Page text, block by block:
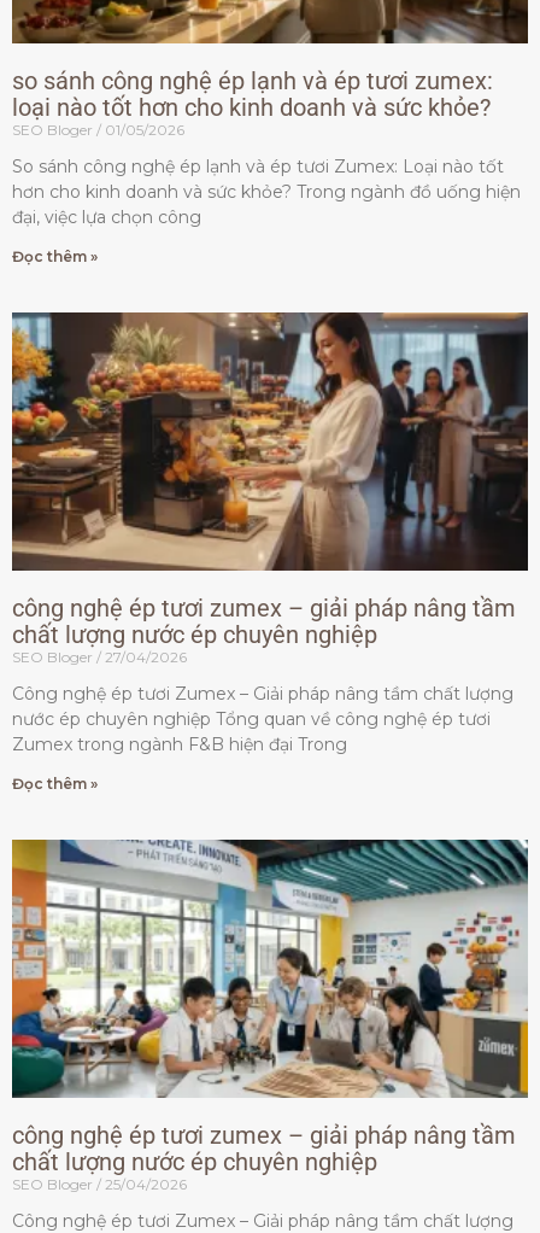
so sánh công nghệ ép lạnh và ép tươi zumex:
loại nào tốt hơn cho kinh doanh và sức khỏe?
SEO Bloger 01/05/2026
So sánh công nghệ ép lạnh và ép tươi Zumex: Loại nào tốt
hơn cho kinh doanh và sức khỏe? Trong ngành đồ uống hiện
đại, việc lựa chọn công
Đọc thêm »
công nghệ ép tươi zumex – giải pháp nâng tầm
chất lượng nước ép chuyên nghiệp
SEO Bloger 27/04/2026
Công nghệ ép tươi Zumex – Giải pháp nâng tầm chất lượng
nước ép chuyên nghiệp Tổng quan về công nghệ ép tươi
Zumex trong ngành F&B hiện đại Trong
Đọc thêm »
công nghệ ép tươi zumex – giải pháp nâng tầm
chất lượng nước ép chuyên nghiệp
SEO Bloger 25/04/2026
Công nghệ ép tươi Zumex – Giải pháp nâng tầm chất lượng